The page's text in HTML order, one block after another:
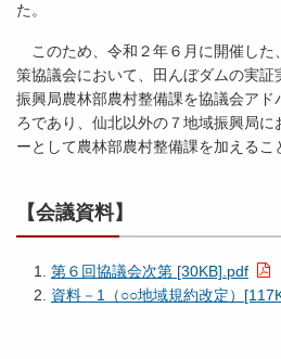
た。
このため、令和２年６月に開催した
策協議会において、田んぼダムの実
振興局農林部農村整備課を協議会アド
ろであり、仙北以外の７地域振興局
ーとして農林部農村整備課を加えるこ
【会議資料】
第６回協議会次第 [30KB].pdf
資料－1（○○地域規約改定）